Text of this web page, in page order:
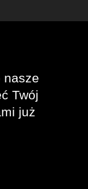
nasze
Twój
już